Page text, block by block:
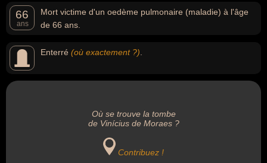
66
ans
Mort victime d'un oedème pulmonaire (maladie) à l'âge
de 66 ans.
Enterré (où exactement ?)
Où se trouve la tombe
de Vinícius de Moraes ?
Contribuez !